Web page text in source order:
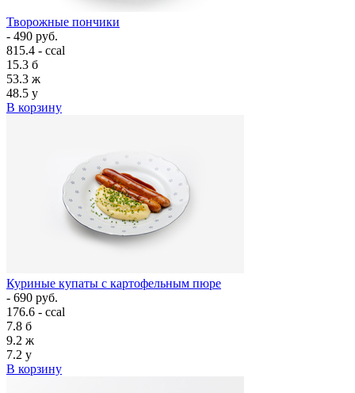
Творожные пончики
- 490 руб.
815.4 - ccal
15.3 б
53.3 ж
48.5 у
В корзину
Куриные купаты с картофельным пюре
- 690 руб.
176.6 - ccal
7.8 б
9.2 ж
7.2 у
В корзину